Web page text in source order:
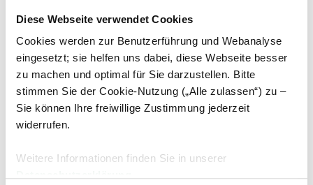
Diese Webseite verwendet Cookies
Cookies werden zur Benutzerführung und Webanalyse
eingesetzt; sie helfen uns dabei, diese Webseite besser
zu machen und optimal für Sie darzustellen. Bitte
stimmen Sie der Cookie-Nutzung („Alle zulassen“) zu –
Sie können Ihre freiwillige Zustimmung jederzeit
widerrufen.
Weitere Informationen finden Sie in unserer